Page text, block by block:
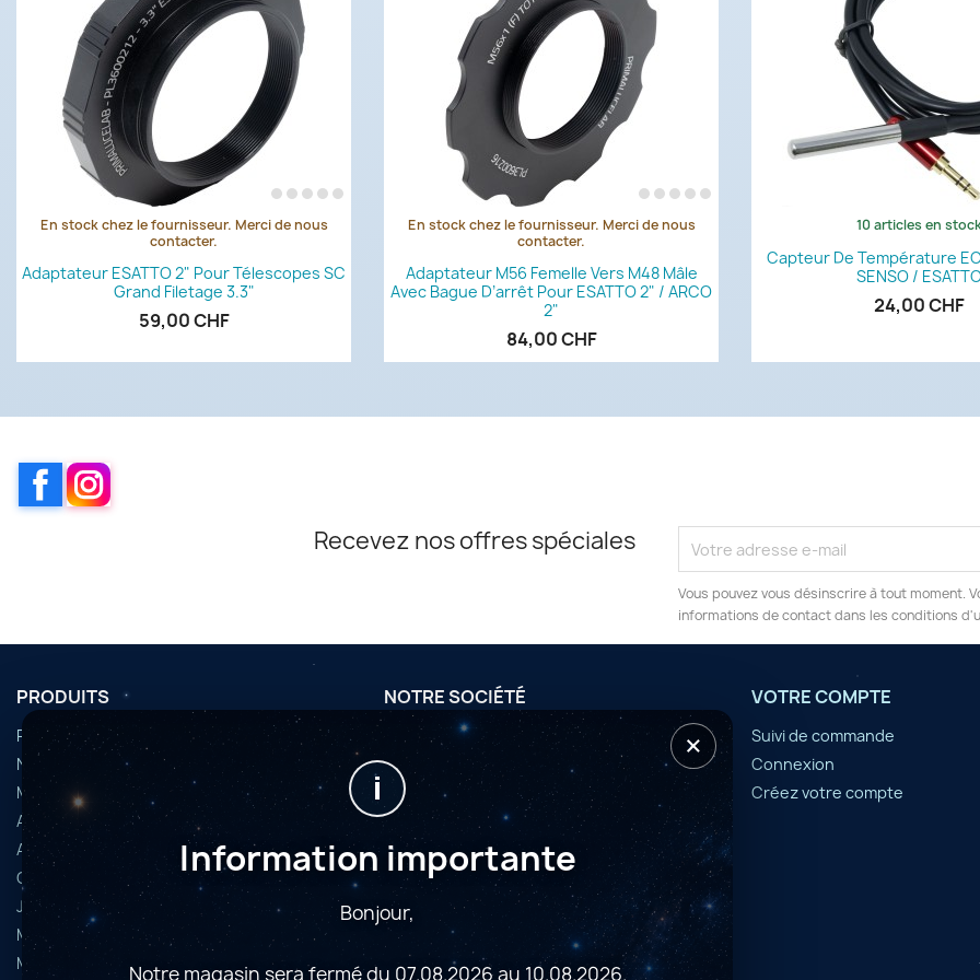
Aperçu rapide
En stock chez le fournisseur. Merci de nous
contacter.
Adaptateur ESATTO 2" Pour Télescopes SC
Grand Filetage 3.3"
59,00 CHF
Aperçu rapide
En stock chez le fournisseur. Merci de nous
contacter.
Adaptateur M56 Femelle Vers M48 Mâle
Avec Bague D’arrêt Pour ESATTO 2" / ARCO
2"
84,00 CHF
Aperçu
10 articles en
Capteur De Température
SENSO /
24,00 CHF
Facebook
Recevez nos offres spéciales
Vous pouvez vous désinscrire à tout moment.
informations de contact dans les conditions
PRODUITS
Promotions
Nouveaux produits
Meilleures ventes
Accessoires
Articles d’occasion
Caméras astrophoto
Jumelles et longues-vues
Microscopes
Montures
NOTRE SOCIÉTÉ
Conditions d'utilisation
Horaires
Nous contacter
Plan du site
Magasins
VOTRE COMPTE
Suivi de commande
Connexion
Créez votre compte
×
i
Information importante
Bonjour,
Notre magasin sera fermé du 07.08.2026 au 10.08.2026.